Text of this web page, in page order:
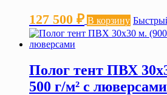
127 500 ₽ В корзину
Полог тент ПВХ
500 г/м² с люверсами